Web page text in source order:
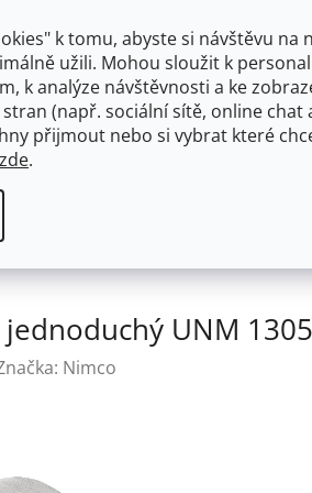
k tomu, abyste si návštěvu na
užili. Mohou sloužit k
k analýze návštěvnosti a ke
(např. sociální sítě, online chat
přijmout nebo si vybrat které
zde.
UNM
Nimco